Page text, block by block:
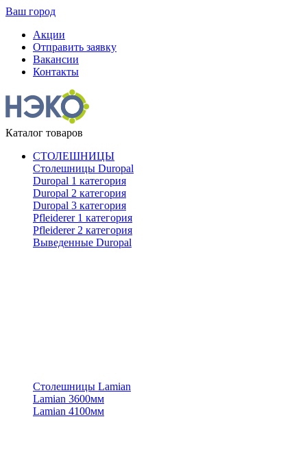
Ваш город
Акции
Отправить заявку
Вакансии
Контакты
Каталог товаров
СТОЛЕШНИЦЫ
Столешницы Duropal
Duropal 1 категория
Duropal 2 категория
Duropal 3 категория
Pfleiderer 1 категория
Pfleiderer 2 категория
Выведенные Duropal
Столешницы Lamian
Lamian 3600мм
Lamian 4100мм